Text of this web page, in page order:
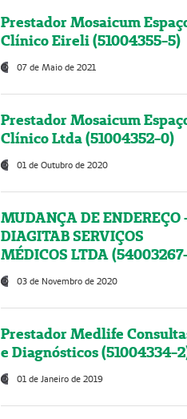
Prestador Mosaicum
Clínico Eireli (51004355-5)
07 de Maio de 2021
Prestador Mosaicum
Clínico Ltda (51004352-0)
01 de Outubro de 2020
MUDANÇA DE ENDEREÇO
DIAGITAB SERVIÇOS
MÉDICOS LTDA
03 de Novembro de 2020
Prestador Medlife
e Diagnósticos (51004334-
01 de Janeiro de 2019